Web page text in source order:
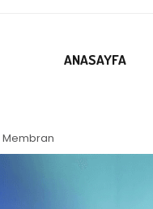
ANASAYFA
Membran